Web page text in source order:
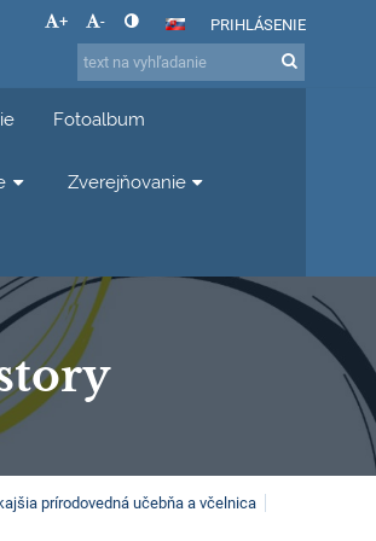
+ - PRIHLÁSENIE
Fotoalbum
Zverejňovanie
prírodovedná učebňa a včelnica